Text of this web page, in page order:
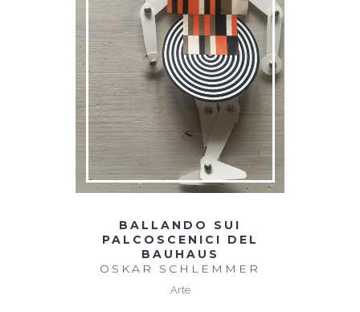
BALLANDO SUI
PALCOSCENICI DEL
BAUHAUS
OSKAR SCHLEMMER
Arte